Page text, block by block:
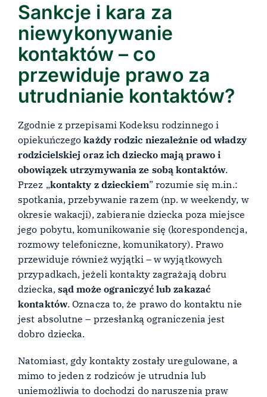
Sankcje i kara za
niewykonywanie
kontaktów – co
przewiduje prawo za
utrudnianie kontaktów?
Zgodnie z przepisami Kodeksu rodzinnego i
opiekuńczegokażdy rodzic niezależnie od władzy
rodzicielskiej oraz ich dziecko mają prawo i
obowiązek utrzymywania ze sobą kontaktów.
Przez „kontakty z dzieckiem” rozumie się m.in.:
spotkania, przebywanie razem (np. w weekendy, w
okresie wakacji), zabieranie dziecka poza miejsce
jego pobytu, komunikowanie się (korespondencja,
rozmowy telefoniczne, komunikatory). Prawo
przewiduje również wyjątki – w wyjątkowych
przypadkach, jeżeli kontakty zagrażają dobru
dziecka, sąd może ograniczyć lub zakazać
kontaktów. Oznacza to, że prawo do kontaktu nie
jest absolutne – przesłanką ograniczenia jest
dobro dziecka.
Natomiast, gdy kontakty zostały uregulowane, a
mimo to jeden z rodziców je utrudnia lub
uniemożliwia to dochodzi do naruszenia praw